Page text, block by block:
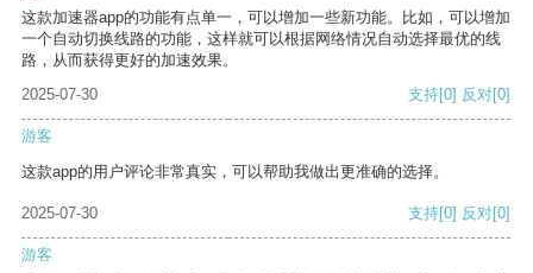
这款加速器app的功能有点单一，可以增加一些新功能。比如，可以增加
一个自动切换线路的功能，这样就可以根据网络情况自动选择最优的线
路，从而获得更好的加速效果。
2025-07-30
支持[0] 反对[0]
游客
这款app的用户评论非常真实，可以帮助我做出更准确的选择。
2025-07-30 支持[0] 反对[0]
游客